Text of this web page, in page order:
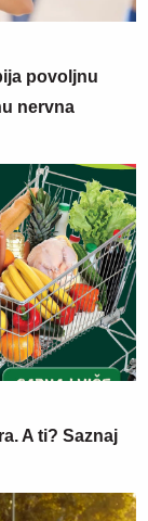
povoljnu
nervna
A ti? Saznaj